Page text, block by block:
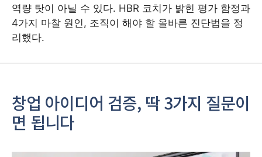
역량 탓이 아닐 수 있다. HBR 코치가 밝힌 평가 함정과
4가지 마찰 원인, 조직이 해야 할 올바른 진단법을 정
리했다.
창업 아이디어 검증, 딱 3가지 질문이
면 됩니다